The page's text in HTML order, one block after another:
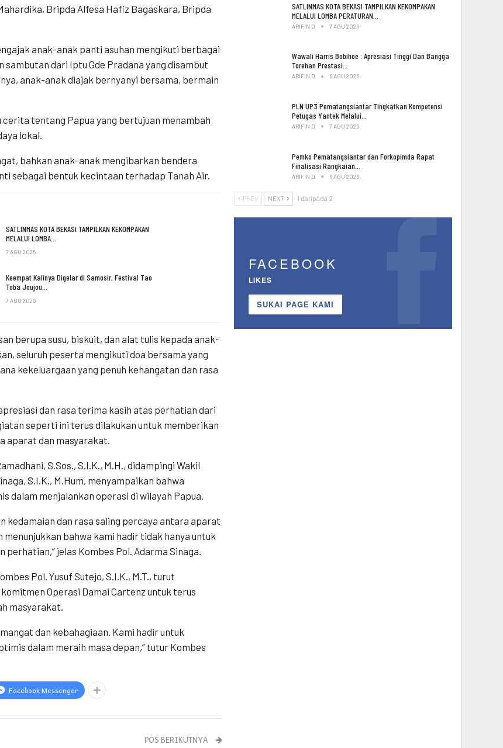
Bripda Alfesa Hafiz Bagaskara, Bripda
anak-anak panti asuhan mengikuti berbagai
dari Iptu Gde Pradana yang disambut
anak-anak diajak bernyanyi bersama, bermain
tentang Papua yang bertujuan menambah
lokal.
bahkan anak-anak mengibarkan bendera
sebagai bentuk kecintaan terhadap Tanah Air.
SATLINMAS KOTA BEKASI TAMPILKAN KEKOMPAKAN
MELALUI LOMBA…
7 AGU 2026
Keempat Kalinya Digelar di Samosir, Festival Tao
Toba Joujou…
7 AGU 2026
berupa susu, biskuit, dan alat tulis kepada anak-
seluruh peserta mengikuti doa bersama yang
kekeluargaan yang penuh kehangatan dan rasa
dan rasa terima kasih atas perhatian dari
seperti ini terus dilakukan untuk memberikan
aparat dan masyarakat.
S.Sos., S.I.K., M.H., didampingi Wakil
S.I.K., M.Hum, menyampaikan bahwa
dalam menjalankan operasi di wilayah Papua.
kedamaian dan rasa saling percaya antara aparat
bahwa kami hadir tidak hanya untuk
jelas Kombes Pol. Adarma Sinaga.
Pol. Yusuf Sutejo, S.I.K., M.T., turut
Operasi Damai Cartenz untuk terus
masyarakat.
dan kebahagiaan. Kami hadir untuk
dalam meraih masa depan,” tutur Kombes
Facebook Messenger
POS BERIKUTNYA
SATLINMAS KOTA BEKASI TAMPILKAN KEKOMPAKAN
MELALUI LOMBA PERATURAN…
ARIFIN D 7 AGU 2026
Wawali Harris Bobihoe : Apresiasi Tinggi Dan Bangga
Torehan Prestasi…
ARIFIN D 6 AGU 2026
PLN UP3 Pematangsiantar Tingkatkan Kompetensi
Petugas Yantek Melalui…
ARIFIN D 7 AGU 2026
Pemko Pematangsiantar dan Forkopimda Rapat
Finalisasi Rangkaian…
ARIFIN D 6 AGU 2026
PREV NEXT 1 daripada 2
FACEBOOK
LIKES
SUKAI PAGE KAMI